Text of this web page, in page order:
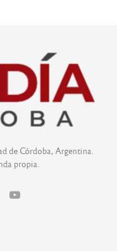
de Córdoba, Argentina.
propia.